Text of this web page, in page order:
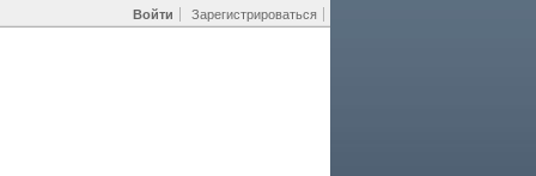
Войти Зарегистрироваться